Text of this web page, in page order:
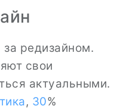
редизайном.
свои
актуальными.
, 30%